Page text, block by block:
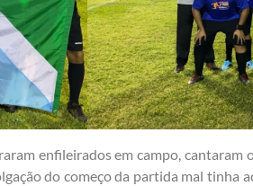
enfileirados em campo, cantaram
do começo da partida mal tinha